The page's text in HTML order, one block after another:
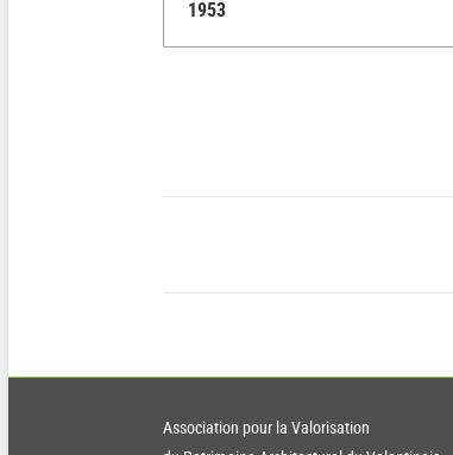
1953
Association pour la Valorisation